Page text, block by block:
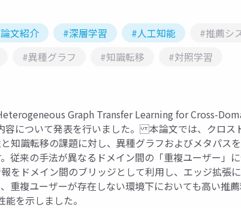
文紹介 #深層学習 #人工知能
#推薦シ
#異種グラフ #知識転移 #対照学習
Graph Transfer Learning for Cross-
について発表を行いました。 本論文では、クロス
知識転移の課題に対し、異種グラフおよびメタパス
従来の手法が異なるドメイン間の「重複ユーザー」
をドメイン間のブリッジとして利用し、エッジ拡張
重複ユーザーが存在しない環境下においても高い推
を示しました。